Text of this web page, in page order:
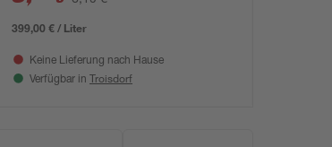
399,00 € / Liter
Keine Lieferung nach Hause
Verfügbar in Troisdorf